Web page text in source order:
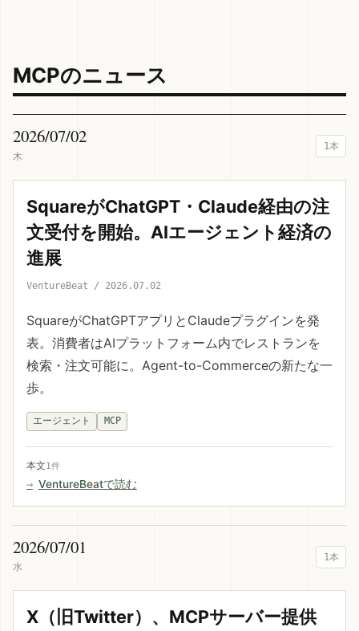
MCPのニュース
2026/07/02
木
1本
SquareがChatGPT・Claude経由の注
文受付を開始。AIエージェント経済の
進展
VentureBeat / 2026.07.02
SquareがChatGPTアプリとClaudeプラグインを発
表。消費者はAIプラットフォーム内でレストランを
検索・注文可能に。Agent-to-Commerceの新たな一
歩。
エージェント MCP
本文1件
VentureBeatで読む
2026/07/01
水
1本
X（旧Twitter）、MCPサーバー提供